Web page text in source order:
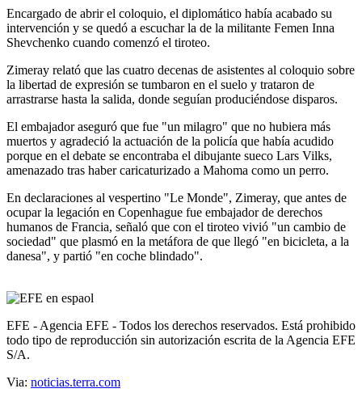
Encargado de abrir el coloquio, el diplomático había acabado su
intervención y se quedó a escuchar la de la militante Femen Inna
Shevchenko cuando comenzó el tiroteo.
Zimeray relató que las cuatro decenas de asistentes al coloquio sobre
la libertad de expresión se tumbaron en el suelo y trataron de
arrastrarse hasta la salida, donde seguían produciéndose disparos.
El embajador aseguró que fue "un milagro" que no hubiera más
muertos y agradeció la actuación de la policía que había acudido
porque en el debate se encontraba el dibujante sueco Lars Vilks,
amenazado tras haber caricaturizado a Mahoma como un perro.
En declaraciones al vespertino "Le Monde", Zimeray, que antes de
ocupar la legación en Copenhague fue embajador de derechos
humanos de Francia, señaló que con el tiroteo vivió "un cambio de
sociedad" que plasmó en la metáfora de que llegó "en bicicleta, a la
danesa", y partió "en coche blindado".
EFE - Agencia EFE - Todos los derechos reservados. Está prohibido
todo tipo de reproducción sin autorización escrita de la Agencia EFE
S/A.
Via: noticias.terra.com